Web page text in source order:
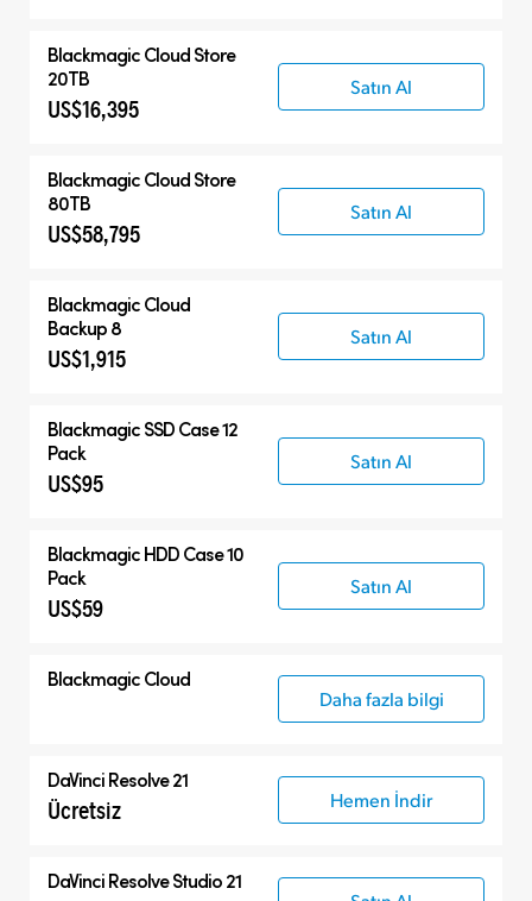
Blackmagic Cloud Store
20TB
US$16,395
Satın Al
Blackmagic Cloud Store
80TB
US$58,795
Satın Al
Blackmagic Cloud
Backup 8
US$1,915
Satın Al
Blackmagic SSD Case 12
Pack
US$95
Satın Al
Blackmagic HDD Case 10
Pack
US$59
Satın Al
Blackmagic Cloud
Daha fazla bilgi
DaVinci Resolve 21
Ücretsiz Hemen İndir
DaVinci Resolve Studio 21